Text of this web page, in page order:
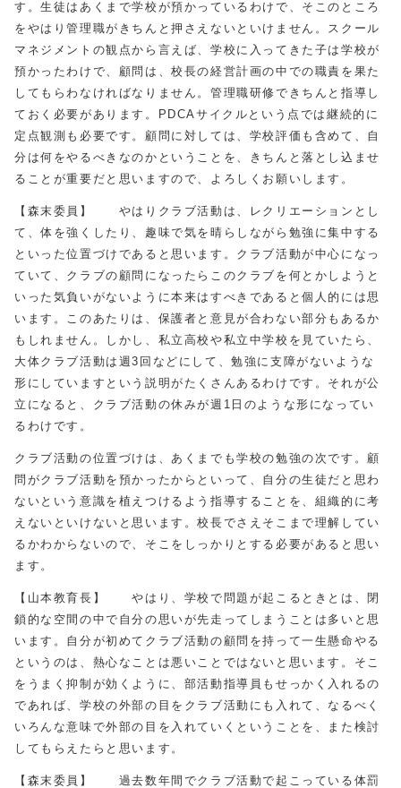
す。生徒はあくまで学校が預かっているわけで、そこのところ
をやはり管理職がきちんと押さえないといけません。スクール
マネジメントの観点から言えば、学校に入ってきた子は学校が
預かったわけで、顧問は、校長の経営計画の中での職責を果た
してもらわなければなりません。管理職研修できちんと指導し
ておく必要があります。PDCAサイクルという点では継続的に
定点観測も必要です。顧問に対しては、学校評価も含めて、自
分は何をやるべきなのかということを、きちんと落とし込ませ
ることが重要だと思いますので、よろしくお願いします。
【森末委員】 やはりクラブ活動は、レクリエーションとし
て、体を強くしたり、趣味で気を晴らしながら勉強に集中する
といった位置づけであると思います。クラブ活動が中心になっ
ていて、クラブの顧問になったらこのクラブを何とかしようと
いった気負いがないように本来はすべきであると個人的には思
います。このあたりは、保護者と意見が合わない部分もあるか
もしれません。しかし、私立高校や私立中学校を見ていたら、
大体クラブ活動は週3回などにして、勉強に支障がないような
形にしていますという説明がたくさんあるわけです。それが公
立になると、クラブ活動の休みが週1日のような形になってい
るわけです。
クラブ活動の位置づけは、あくまでも学校の勉強の次です。顧
問がクラブ活動を預かったからといって、自分の生徒だと思わ
ないという意識を植えつけるよう指導することを、組織的に考
えないといけないと思います。校長でさえそこまで理解してい
るかわからないので、そこをしっかりとする必要があると思い
ます。
【山本教育長】 やはり、学校で問題が起こるときとは、閉
鎖的な空間の中で自分の思いが先走ってしまうことは多いと思
います。自分が初めてクラブ活動の顧問を持って一生懸命やる
というのは、熱心なことは悪いことではないと思います。そこ
をうまく抑制が効くように、部活動指導員もせっかく入れるの
であれば、学校の外部の目をクラブ活動にも入れて、なるべく
いろんな意味で外部の目を入れていくということを、また検討
してもらえたらと思います。
【森末委員】 過去数年間でクラブ活動で起こっている体罰